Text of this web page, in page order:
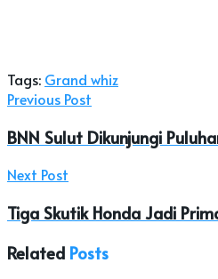
Tags: Grand whiz
Previous Post
BNN Sulut Dikunjungi
Next Post
Tiga Skutik Honda Jadi
Related Posts